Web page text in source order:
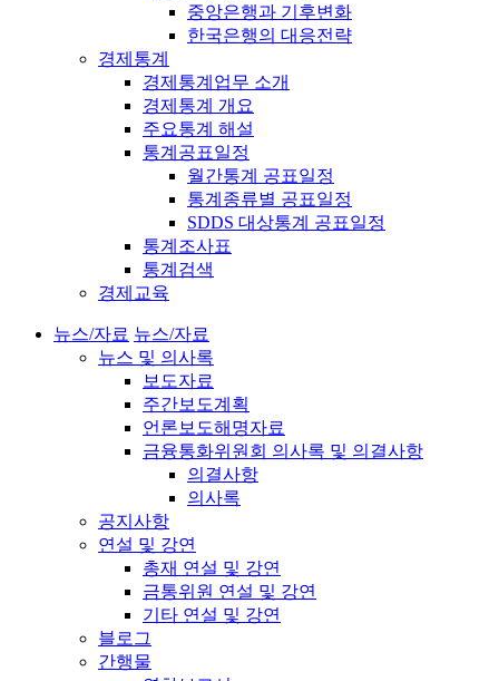
중앙은행과 기후변화
한국은행의 대응전략
경제통계
경제통계업무 소개
경제통계 개요
주요통계 해설
통계공표일정
월간통계 공표일정
통계종류별 공표일정
SDDS 대상통계 공표일정
통계조사표
통계검색
경제교육
뉴스/자료 뉴스/자료
뉴스 및 의사록
보도자료
주간보도계획
언론보도해명자료
금융통화위원회 의사록 및 의결사항
의결사항
의사록
공지사항
연설 및 강연
총재 연설 및 강연
금통위원 연설 및 강연
기타 연설 및 강연
블로그
간행물